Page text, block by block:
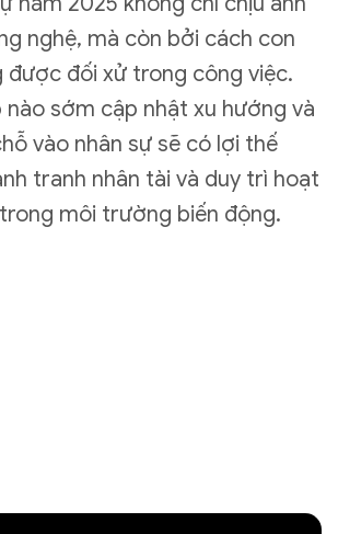
nghệ, mà còn bởi cách con
được đối xử trong công việc.
nào sớm cập nhật xu hướng và
vào nhân sự sẽ có lợi thế
tranh nhân tài và duy trì hoạt
môi trường biến động.